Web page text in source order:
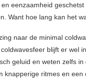
eenzaamheid
Want hoe lang kan het
naar de minimal
coldwavesfeer blijft er wel
geluid en weten zelfs
knapperige ritmes en een